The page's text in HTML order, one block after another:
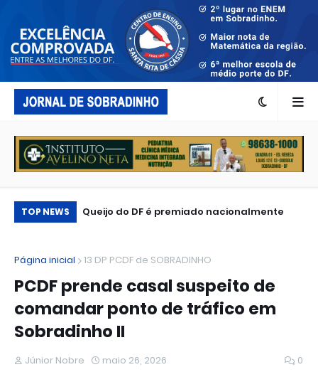
TOP NEWS Queijo do DF é premiado nacionalmente
Avenida principal das grandes marcas: o
Caixa, BB e Spaten ao Capital Moto Week?
Página inicial 13 DP PCDF de SOBRADINHO
PCDF prende casal suspeito de
comandar ponto de tráfico em
Sobradinho II
Júnior Nobre maio 26, 2026 0